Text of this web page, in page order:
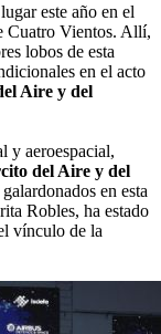
este año en el
Cuatro Vientos. Allí,
lobos de esta
en el acto
Aire y del
y aeroespacial,
del Aire y del
en esta
Robles, ha estado
vínculo de la